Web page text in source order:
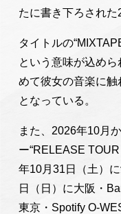
たに書き下ろされた
タイトルの
という意味が込め
めて彼女の音楽に
となっている。
また、2026年10月
ー“RELEASE
年10月31日（土）
日（日）に大阪・
東京・Spotify O-